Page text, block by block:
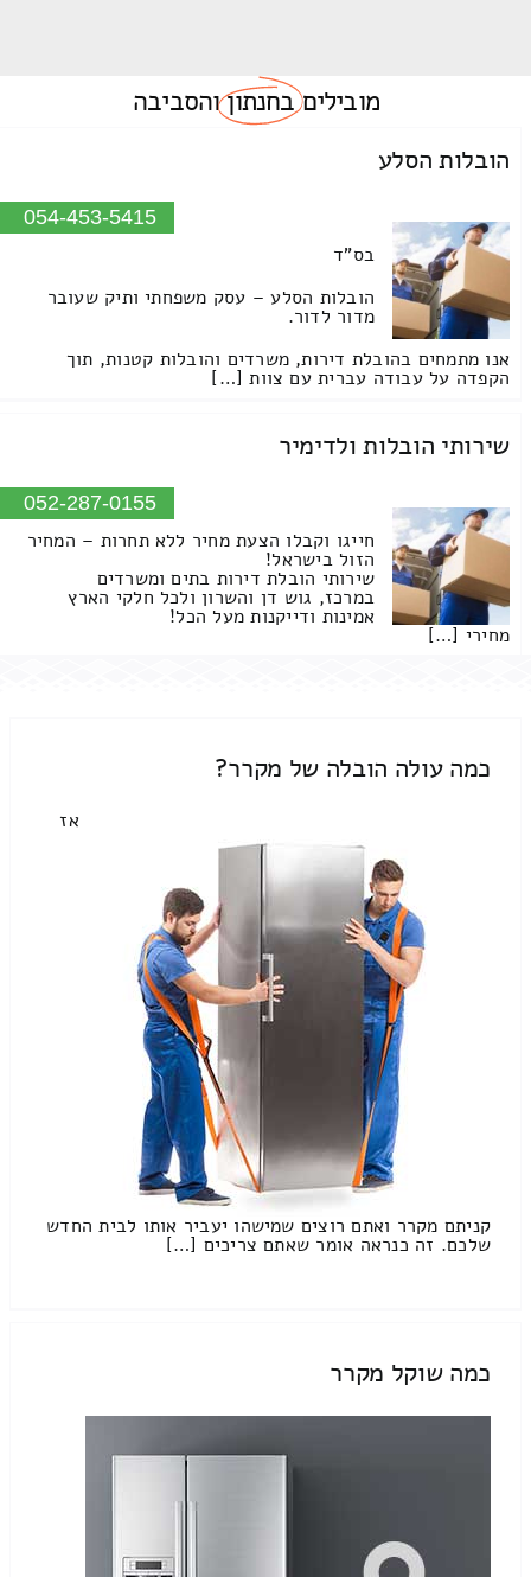
מוביליםבחנתוןוהסביבה
הובלות הסלע
054-453-5415
בס"ד
הובלות הסלע – עסק משפחתי ותיק שעובר
מדור לדור.
אנו מתמחים בהובלת דירות, משרדים והובלות קטנות, תוך
הקפדה על עבודה עברית עם צוות […]
שירותי הובלות ולדימיר
052-287-0155
חייגו וקבלו הצעת מחיר ללא תחרות – המחיר
הזול בישראל!
שירותי הובלת דירות בתים ומשרדים
במרכז, גוש דן והשרון ולכל חלקי הארץ
אמינות ודייקנות מעל הכל!
מחירי […]
כמה עולה הובלה של מקרר?
אז
קניתם מקרר ואתם רוצים שמישהו יעביר אותו לבית החדש
שלכם. זה כנראה אומר שאתם צריכים […]
כמה שוקל מקרר